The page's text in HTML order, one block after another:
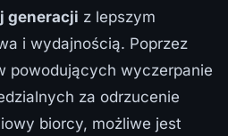
generacji z lepszym
i wydajnością. Poprzez
powodujących wyczerpanie
za odrzucenie
biorcy, możliwe jest